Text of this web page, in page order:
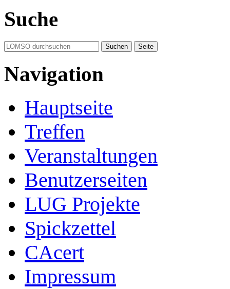
Suche
Navigation
Hauptseite
Treffen
Veranstaltungen
Benutzerseiten
LUG Projekte
Spickzettel
CAcert
Impressum